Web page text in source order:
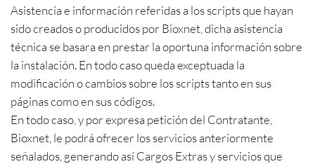
Asistencia e información referidas a los scripts que hayan
sido creados o producidos por Bioxnet, dicha asistencia
técnica se basara en prestar la oportuna información sobre
la instalación. En todo caso queda exceptuada la
modificación o cambios sobre los scripts tanto en sus
páginas como en sus códigos.
En todo caso, y por expresa petición del Contratante,
Bioxnet, le podrá ofrecer los servicios anteriormente
señalados, generando así Cargos Extras y servicios que